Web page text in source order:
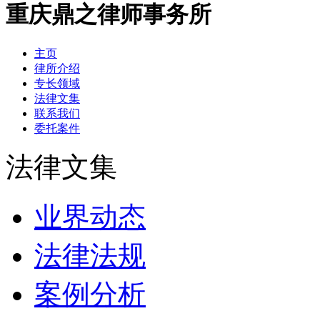
重庆鼎之律师事务所
主页
律所介绍
专长领域
法律文集
联系我们
委托案件
法律文集
业界动态
法律法规
案例分析